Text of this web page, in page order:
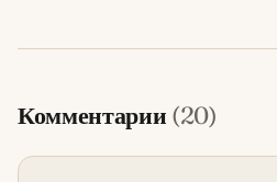
Комментарии (20)